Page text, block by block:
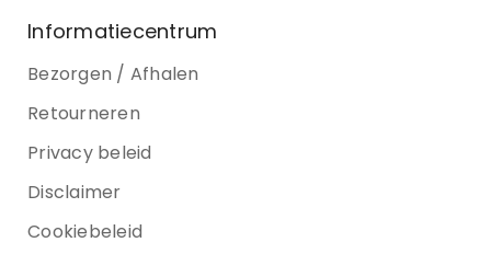
Informatiecentrum
Bezorgen / Afhalen
Retourneren
Privacy beleid
Disclaimer
Cookiebeleid